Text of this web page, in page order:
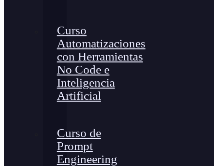
Curso
Automatizaciones
con Herramientas
No Code e
Inteligencia
Artificial
Curso de
Prompt
Engineering